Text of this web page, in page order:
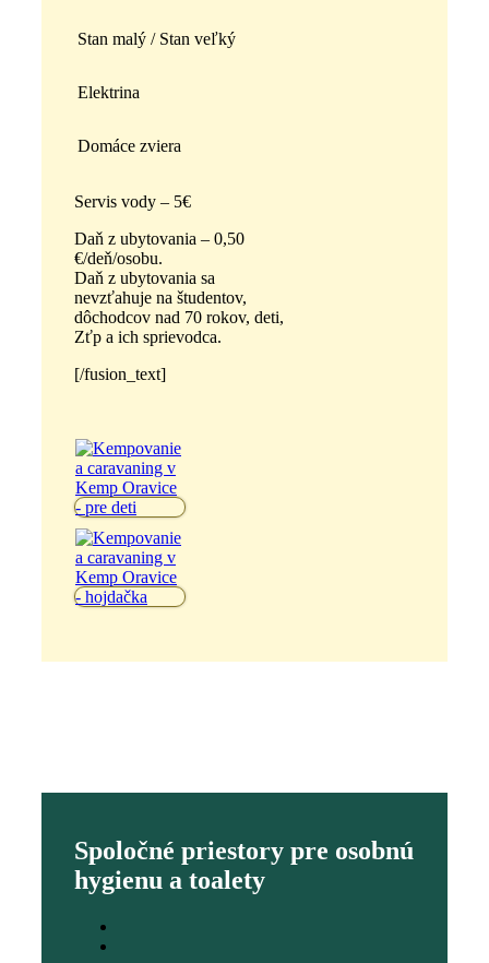
Stan malý / Stan veľký
Elektrina
Domáce zviera
Servis vody – 5€
Daň z ubytovania – 0,50
€/deň/osobu.
Daň z ubytovania sa
nevzťahuje na študentov,
dôchodcov nad 70 rokov, deti,
Zťp a ich sprievodca.
[/fusion_text]
Spoločné priestory pre osobnú
hygienu a toalety